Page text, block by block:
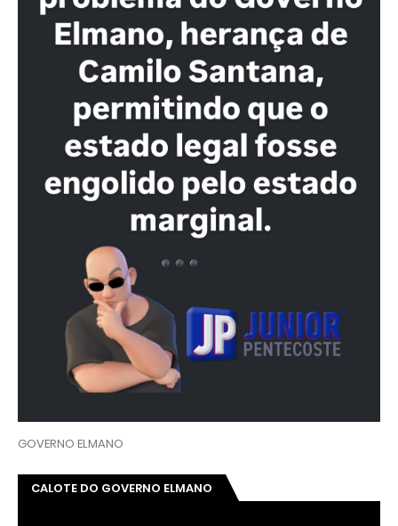
GOVERNO ELMANO
CALOTE DO GOVERNO ELMANO